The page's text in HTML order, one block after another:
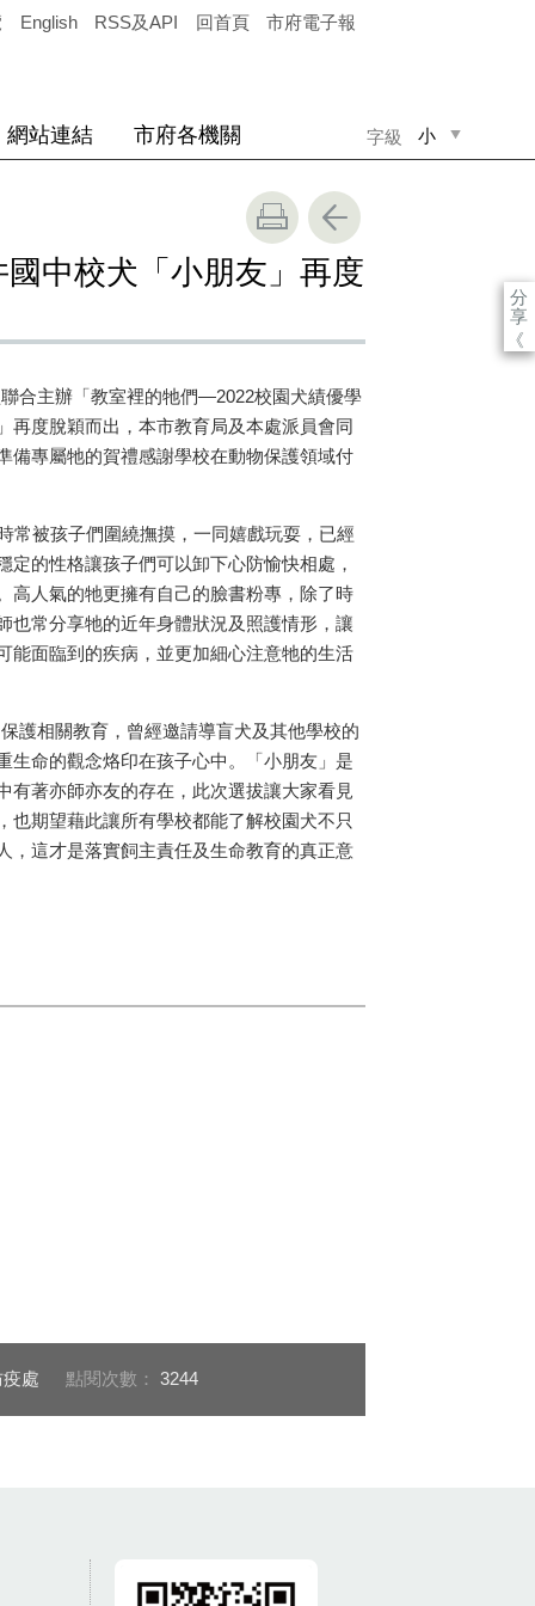
English RSS及API 回首頁 市府電子報
字級 小
網站連結 市府各機關
分
享
《
中校犬「小朋友」再度
合主辦「教室裡的牠們—2022校園犬績優學
再度脫穎而出，本市教育局及本處派員會同
備專屬牠的賀禮感謝學校在動物保護領域付
被孩子們圍繞撫摸，一同嬉戲玩耍，已經
的性格讓孩子們可以卸下心防愉快相處，
高人氣的牠更擁有自己的臉書粉專，除了時
也常分享牠的近年身體狀況及照護情形，讓
能面臨到的疾病，並更加細心注意牠的生活
相關教育，曾經邀請導盲犬及其他學校的
生命的觀念烙印在孩子心中。「小朋友」是
有著亦師亦友的存在，此次選拔讓大家看見
也期望藉此讓所有學校都能了解校園犬不只
，這才是落實飼主責任及生命教育的真正意
處 點閱次數： 3244